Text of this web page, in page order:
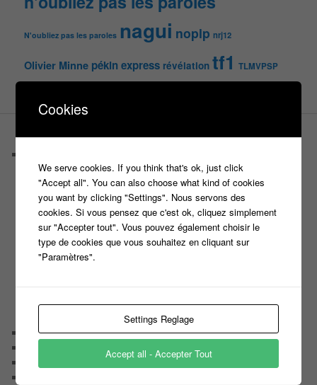
N'oubliez pas les paroles nagui noplp nrj12
Olivier Minne pékin express révélation tf1 TLMVPSP
tournagetv
PAGES
C’est quoi un casteur ?
C’est quoi un directeur de casting ?
Harry
Motus
Slam
C’est quoi un casting ?
Tous les castings
Les Z’Amours
N’oubliez Pas Les Paroles
Tout le monde veut prendre sa place
Chaine Youtube
Cookies
We serve cookies. If you think that's ok, just click
"Accept all". You can also choose what kind of cookies
you want by clicking "Settings". Nous servons des
cookies. Si vous pensez que c'est ok, cliquez simplement
sur "Accepter tout". Vous pouvez également choisir le
type de cookies que vous souhaitez en cliquant sur
"Paramètres".
Settings Reglage
Accept all - Accepter Tout